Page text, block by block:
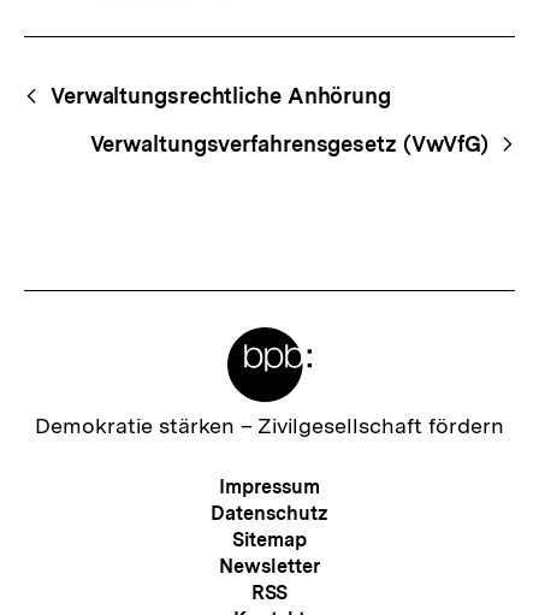
Begriffsnavigation
Content-
Navigation
Verwaltungsrechtliche Anhörung
Verwaltungsverfahrensgesetz (VwVfG)
Zur
Demokratie stärken – Zivilgesellschaft fördern
Meta-
Navigation
Impressum
Datenschutz
Sitemap
Newsletter
RSS